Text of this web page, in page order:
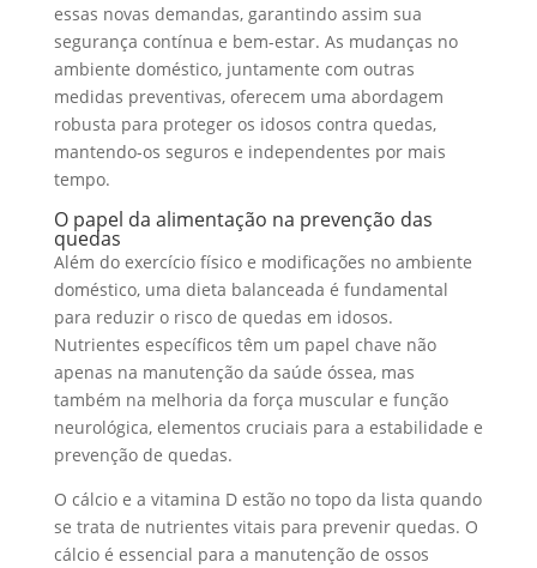
essas novas demandas, garantindo assim sua
segurança contínua e bem-estar. As mudanças no
ambiente doméstico, juntamente com outras
medidas preventivas, oferecem uma abordagem
robusta para proteger os idosos contra quedas,
mantendo-os seguros e independentes por mais
tempo.
O papel da alimentação na prevenção das
quedas
Além do exercício físico e modificações no ambiente
doméstico, uma dieta balanceada é fundamental
para reduzir o risco de quedas em idosos.
Nutrientes específicos têm um papel chave não
apenas na manutenção da saúde óssea, mas
também na melhoria da força muscular e função
neurológica, elementos cruciais para a estabilidade e
prevenção de quedas.
O cálcio e a vitamina D estão no topo da lista quando
se trata de nutrientes vitais para prevenir quedas. O
cálcio é essencial para a manutenção de ossos